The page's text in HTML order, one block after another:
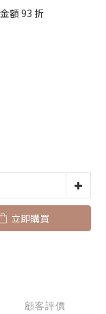
額 93 折
立即購買
顧客評價